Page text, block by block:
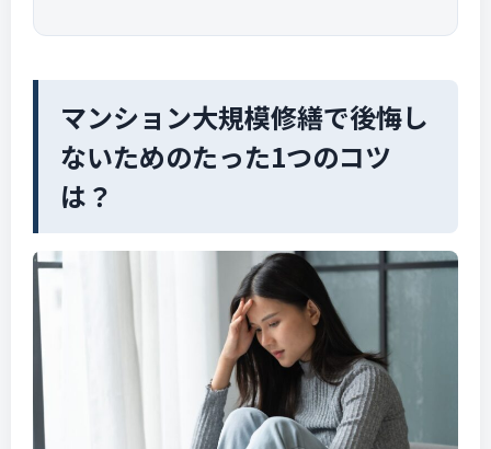
マンション大規模修繕で後悔し
ないためのたった1つのコツ
は？